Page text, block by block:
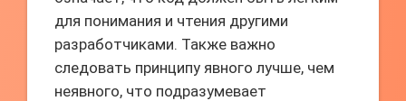
для понимания и чтения другими
разработчиками. Также важно
следовать принципу явного лучше, чем
неявного, что подразумевает